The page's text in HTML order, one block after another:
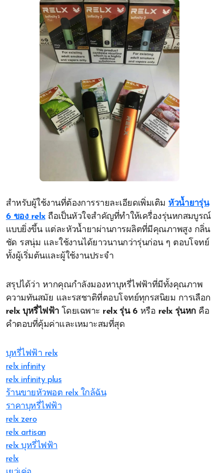
สำหรับผู้ใช้งานที่ต้องการรายละเอียดเพิ่มเติม หัวน้ำยารุ่น
6 ของ relxถือเป็นหัวใจสำคัญที่ทำให้เครื่องรุ่นหกสมบูรณ์
แบบยิ่งขึ้น แต่ละหัวน้ำยาผ่านการผลิตที่มีคุณภาพสูง กลิ่น
ชัด รสนุ่ม และใช้งานได้ยาวนานกว่ารุ่นก่อน ๆ ตอบโจทย์
ทั้งผู้เริ่มต้นและผู้ใช้งานประจำ
สรุปได้ว่า หากคุณกำลังมองหาบุหรี่ไฟฟ้าที่มีทั้งคุณภาพ
ความทันสมัย และรสชาติที่ตอบโจทย์ทุกรสนิยม การเลือก
relx บุหรี่ไฟฟ้าโดยเฉพาะ relx รุ่น 6 หรือ relx รุ่นหกคือ
คำตอบที่คุ้มค่าและเหมาะสมที่สุด
บุหรี่ไฟฟ้า relx
relx infinity
relx infinity plus
ร้านขายหัวพอต relx ใกล้ฉัน
ราคาบุหรี่ไฟฟ้า
relx zero
relx artisan
relx บุหรี่ไฟฟ้า
relx